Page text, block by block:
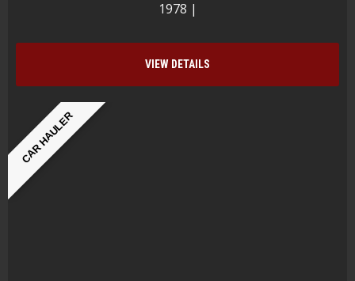
1978 |
VIEW DETAILS
CAR HAULER